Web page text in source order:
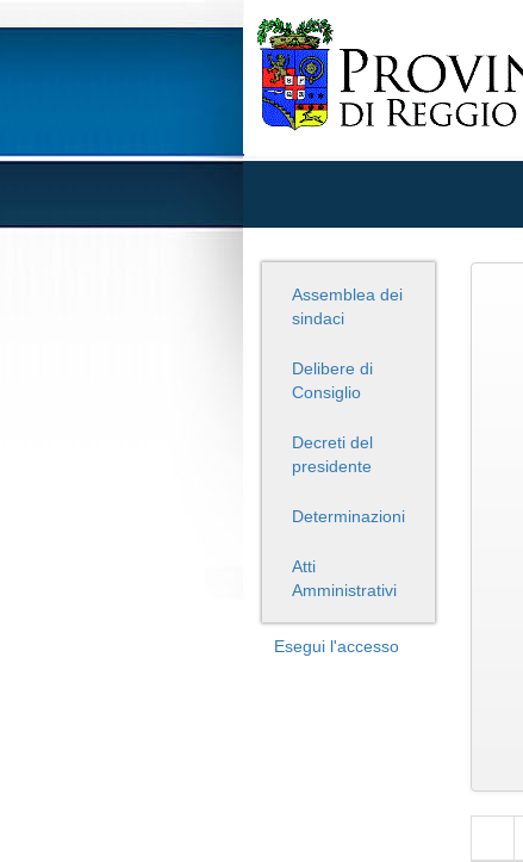
Assemblea dei
sindaci
Delibere di
Consiglio
Decreti del
presidente
Determinazioni
Atti
Amministrativi
Esegui l'accesso